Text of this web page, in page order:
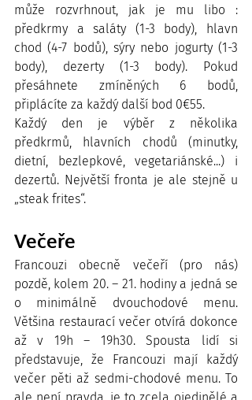
může rozvrhnout, jak je mu libo :
předkrmy a saláty (1-3 body), hlavn
chod (4-7 bodů), sýry nebo jogurty (1-3
body), dezerty (1-3 body). Pokud
přesáhnete zmíněných 6 bodů,
připlácíte za každý další bod 0€55.
Každý den je výběr z několika
předkrmů, hlavních chodů (minutky,
dietní, bezlepkové, vegetariánské...) i
dezertů. Největší fronta je ale stejně u
„steak frites“.
Večeře
Francouzi obecně večeří (pro nás)
pozdě, kolem 20. – 21. hodiny a jedná se
o minimálně dvouchodové menu.
Většina restaurací večer otvírá dokonce
až v 19h – 19h30. Spousta lidí si
představuje, že Francouzi mají každý
večer pěti až sedmi-chodové menu. To